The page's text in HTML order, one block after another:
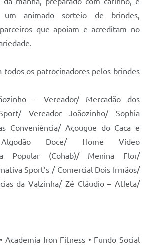
um animado sorteio de brindes,
que apoiam e acreditam no
todos os patrocinadores pelos brindes
– Vereador/ Mercadão dos
Vereador Joãozinho/ Sophia
Conveniência/ Açougue do Caca e
Doce/ Home Vídeo
Popular (Cohab)/ Menina Flor/
Sport’s / Comercial Dois Irmãos/
da Valzinha/ Zé Cláudio – Atleta/
Academia Iron Fitness • Fundo Social